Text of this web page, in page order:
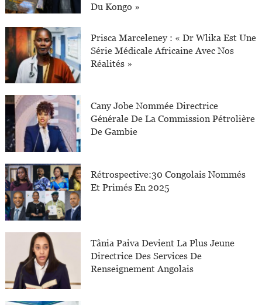
Du Kongo »
Prisca Marceleney : « Dr Wlika Est Une
Série Médicale Africaine Avec Nos
Réalités »
Cany Jobe Nommée Directrice
Générale De La Commission Pétrolière
De Gambie
Rétrospective:30 Congolais Nommés
Et Primés En 2025
Tânia Paiva Devient La Plus Jeune
Directrice Des Services De
Renseignement Angolais